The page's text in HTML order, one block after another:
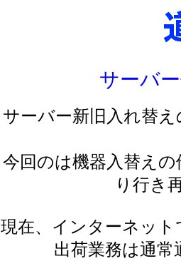
サーバ
サーバー新旧入れ替
今回のは機器入替え
り行き
現在、インターネッ
出荷業務は通